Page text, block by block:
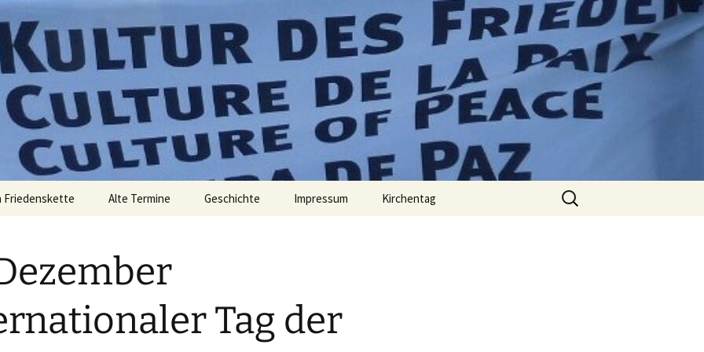
zu verändern. – Bertolt Brecht
Alte Termine Geschichte Impressum Kirchentag
Suchen
nach:
Tag der